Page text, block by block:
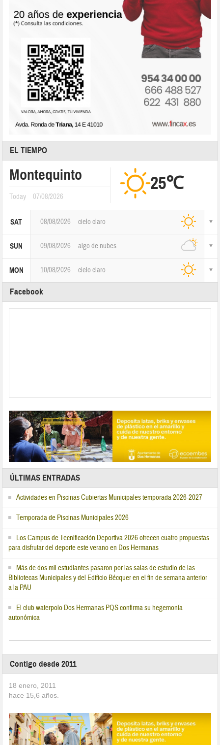
EL TIEMPO
Montequinto
Today 07/08/2026
25℃
SAT 08/08/2026 cielo claro
SUN 09/08/2026 algo de nubes
MON 10/08/2026 cielo claro
Facebook
ÚLTIMAS ENTRADAS
Actividades en Piscinas Cubiertas Municipales temporada 2026-2027
Temporada de Piscinas Municipales 2026
Los Campus de Tecnificación Deportiva 2026 ofrecen cuatro propuestas
para disfrutar del deporte este verano en Dos Hermanas
Más de dos mil estudiantes pasaron por las salas de estudio de las
Bibliotecas Municipales y del Edificio Bécquer en el fin de semana anterior
a la PAU
El club waterpolo Dos Hermanas PQS confirma su hegemonía
autonómica
Contigo desde 2011
18 enero, 2011
hace 15,6 años.